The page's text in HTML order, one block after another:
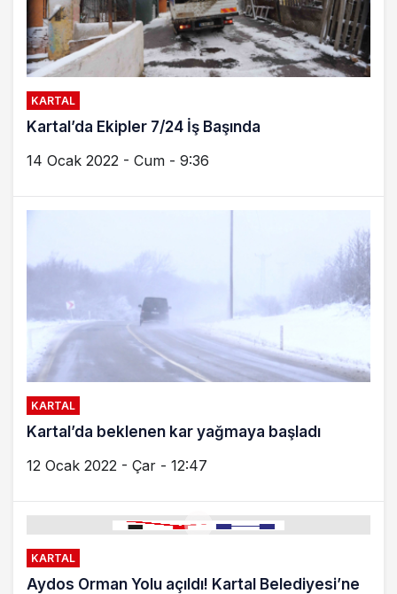
KARTAL
Kartal’da Ekipler 7/24 İş Başında
14 Ocak 2022 - Cum - 9:36
KARTAL
Kartal’da beklenen kar yağmaya başladı
12 Ocak 2022 - Çar - 12:47
KARTAL
Aydos Orman Yolu açıldı! Kartal Belediyesi’ne